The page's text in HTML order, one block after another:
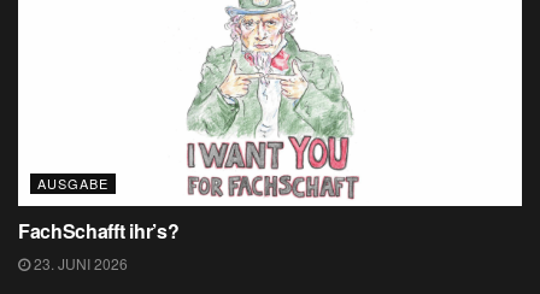
AUSGABE
FachSchafft ihr’s?
23. JUNI 2026